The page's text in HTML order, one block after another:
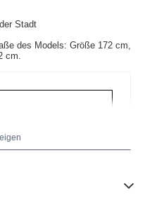
Stadt
des Models: Größe 172 cm,
cm.